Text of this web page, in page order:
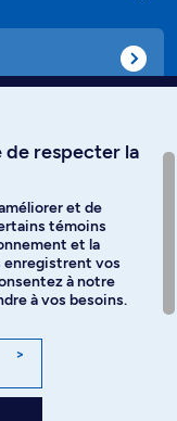
de respecter la
et de
témoins
et la
enregistrent vos
à notre
à vos besoins.
>